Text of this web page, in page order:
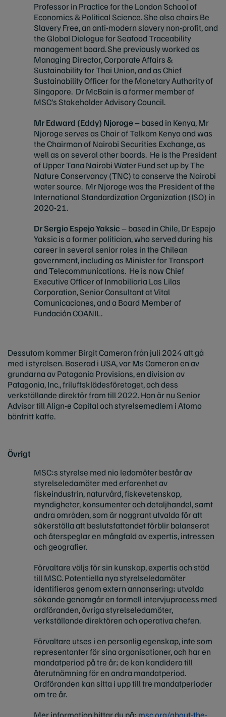
Professor in Practice for the London School of
Economics & Political Science. She also chairs Be
Slavery Free, an anti-modern slavery non-profit, and
the Global Dialogue for Seafood Traceability
management board. She previously worked as
Managing Director, Corporate Affairs &
Sustainability for Thai Union, and as Chief
Sustainability Officer for the Monetary Authority of
Singapore. Dr McBain is a former member of
MSC’s Stakeholder Advisory Council.
Mr Edward (Eddy) Njoroge– based in Kenya, Mr
Njoroge serves as Chair of Telkom Kenya and was
the Chairman of Nairobi Securities Exchange, as
well as on several other boards. He is the President
of Upper Tana Nairobi Water Fund set up by The
Nature Conservancy (TNC) to conserve the Nairobi
water source. Mr Njoroge was the President of the
International Standardization Organization (ISO) in
2020-21.
Dr Sergio Espejo Yaksic – based in Chile, Dr Espejo
Yaksic is a former politician, who served during his
career in several senior roles in the Chilean
government, including as Minister for Transport
and Telecommunications. He is now Chief
Executive Officer of Inmobiliaria Las Lilas
Corporation, Senior Consultant at Vital
Comunicaciones, and a Board Member of
Fundación COANIL.
Dessutom kommer Birgit Cameron från juli 2024 att gå
med i styrelsen. Baserad i USA, var Ms Cameron en av
grundarna av Patagonia Provisions, en division av
Patagonia, Inc., friluftsklädesföretaget, och dess
verkställande direktör fram till 2022. Hon är nu Senior
Advisor till Align-e Capital och styrelsemedlem i Atomo
bönfritt kaffe.
Övrigt
MSC:s styrelse med nio ledamöter består av
styrelseledamöter med erfarenhet av
fiskeindustrin, naturvård, fiskevetenskap,
myndigheter, konsumenter och detaljhandel, samt
andra områden, som är noggrant utvalda för att
säkerställa att beslutsfattandet förblir balanserat
och återspeglar en mångfald av expertis, intressen
och geografier.
Förvaltare väljs för sin kunskap, expertis och stöd
till MSC. Potentiella nya styrelseledamöter
identifieras genom extern annonsering; utvalda
sökande genomgår en formell intervjuprocess med
ordföranden, övriga styrelseledamöter,
verkställande direktören och operativa chefen.
Förvaltare utses i en personlig egenskap, inte som
representanter för sina organisationer, och har en
mandatperiod på tre år; de kan kandidera till
återutnämning för en andra mandatperiod.
Ordföranden kan sitta i upp till tre mandatperioder
om tre år.
Mer information hittar du på: msc.org/about-the-